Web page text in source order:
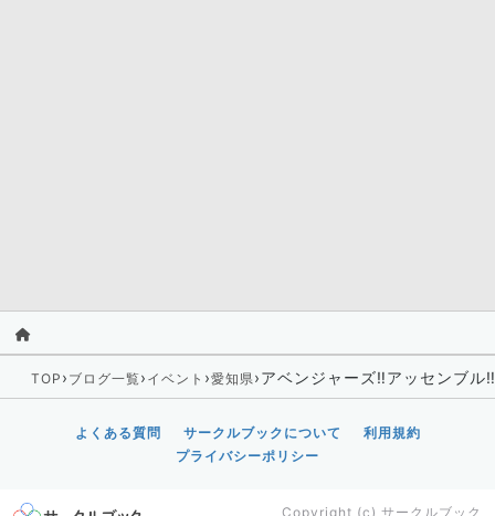
TOP › ブログ一覧› イベント ›愛知県›アベンジャーズ‼️アッセンブル‼️
よくある質問 サークルブックについて
利用規約
プライバシーポリシー
Copyright (c) サークルブック